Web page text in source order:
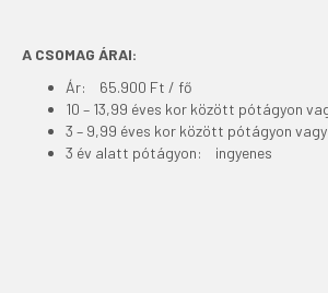
A CSOMAG ÁRAI:
Ár: 65.900 Ft / fő
10 – 13,99 éves kor között pótágyon
3 – 9,99 éves kor között pótágyon
3 év alatt pótágyon: ingyenes